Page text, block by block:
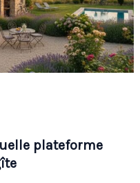
plateforme